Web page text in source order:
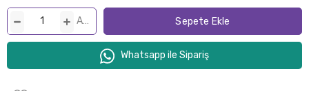
ADET
Whatsapp ile Sipariş